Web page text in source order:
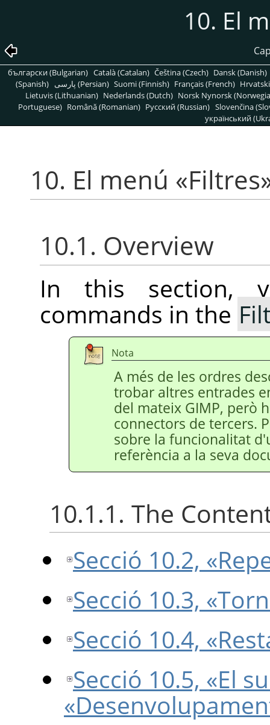
10. El
български (Bulgarian) Català (Catalan) Čeština (Czech) Dansk (Danish)
(Spanish)
پارسی (Persian) Suomi (Finnish) Français (French)
Lietuvis (Lithuanian) Nederlands (Dutch) Norsk Nynorsk
Portuguese) Română (Romanian) Pусский (Russian) Slovenčina
український
10. El menú «Filtres
10.1. Overview
In this section,
commands in the
Nota
A més de les ordres
trobar altres entrades
del mateix GIMP, però
connectors de tercers.
sobre la funcionalitat
referència a la seva
10.1.1. The
Secció 10.2,
Secció 10.3,
Secció 10.4,
Secció 10.5, «El
«